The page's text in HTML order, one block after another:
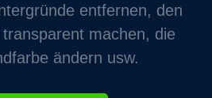
entfernen, den
machen, die
ändern usw.